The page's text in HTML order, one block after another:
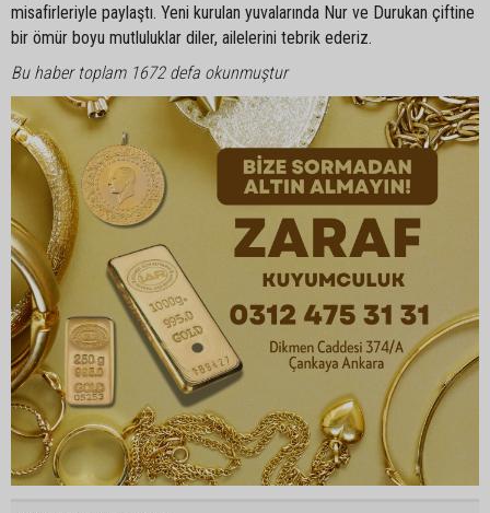
misafirleriyle paylaştı. Yeni kurulan yuvalarında Nur ve Durukan çiftine
bir ömür boyu mutluluklar diler, ailelerini tebrik ederiz.
Bu haber toplam 1672 defa okunmuştur